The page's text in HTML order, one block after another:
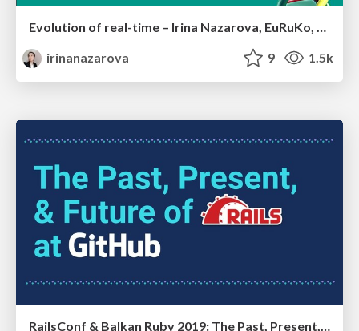
Evolution of real-time – Irina Nazarova, EuRuKo, 2024
irinanazarova
9 1.5k